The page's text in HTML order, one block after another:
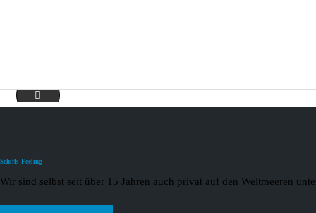
Plantours
Schiffs-Feeling
Wir sind selbst seit über 15 Jahren auch privat auf den Weltmeeren